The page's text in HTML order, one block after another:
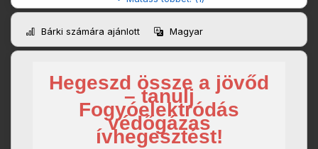
Bárki számára ajánlott Magyar
Hegeszd össze a jövőd
– tanulj
Fogyóelektródás
védőgázas
ívhegesztést!